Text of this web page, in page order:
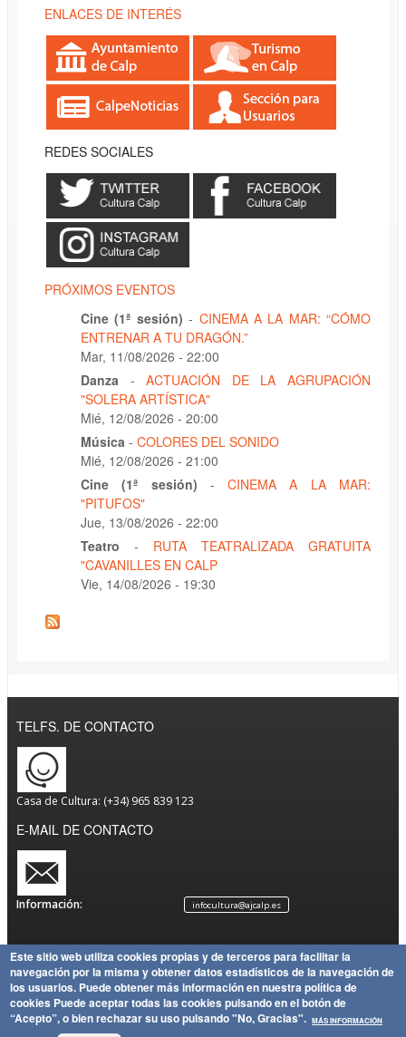
ENLACES DE INTERÉS
REDES SOCIALES
PRÓXIMOS EVENTOS
Cine (1ª sesión) - CINEMA A LA MAR: “CÓMO
ENTRENAR A TU DRAGÓN.”
Mar, 11/08/2026 - 22:00
Danza
-ACTUACIÓN DE LA AGRUPACIÓN
"SOLERA ARTÍSTICA"
Mié, 12/08/2026 - 20:00
Música - COLORES DEL SONIDO
Mié, 12/08/2026 - 21:00
Cine (1ª sesión)
-CINEMA A LA MAR:
"PITUFOS"
Jue, 13/08/2026 - 22:00
Teatro
- RUTA TEATRALIZADA GRATUITA
"CAVANILLES EN CALP
Vie, 14/08/2026 - 19:30
TELFS. DE CONTACTO
Casa de Cultura: (+34) 965 839 123
E-MAIL DE CONTACTO
Información: infocultura@ajcalp.es
Aviso
Legal
Política
de
Privacidad
Política
de
Mapa
del Sitio
Copyright
Ayuntamiento de Calp
Este sitio web utiliza cookies propias y de terceros para facilitar la
navegación por la misma y obtener datos estadísticos de la navegación de
los usuarios. Puede obtener más información en nuestra política de
cookies Puede aceptar todas las cookies pulsando en el botón de
“Acepto”, o bien rechazar su uso pulsando "No, Gracias". MÁS INFORMACIÓN